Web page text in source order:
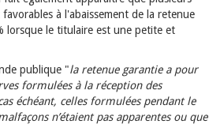
à l'abaissement de la retenue
lorsque le titulaire est une petite et
publique "la retenue garantie a pour
formulées à la réception des
échéant, celles formulées pendant le
n’étaient pas apparentes ou que